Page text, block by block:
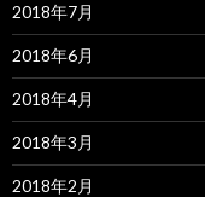
2018年7月
2018年6月
2018年4月
2018年3月
2018年2月